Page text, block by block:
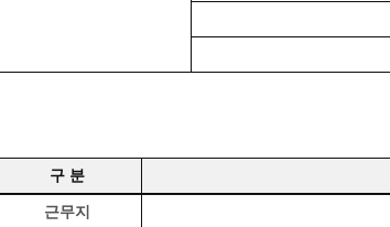
구 분
근무지